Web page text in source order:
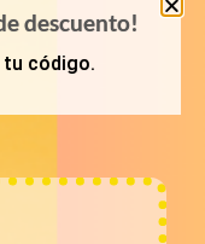
descuento!
tu código.